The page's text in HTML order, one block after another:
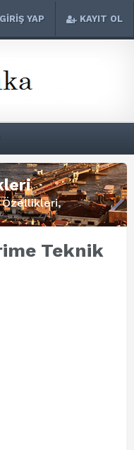
GİRİŞ YAP KAYIT OL
Özellikleri,
Teknik